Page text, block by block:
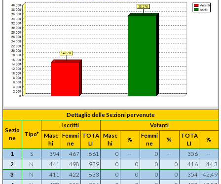
Dettaglio delle Sezioni pervenute
Sezio
ne
Tipo*
Iscritti
Votanti
Masc
hi
Femmi
ne
TOTA
LI
Masc
hi
%
Femmi
ne
%
TOTA
LI
%
1 S 394 467 861 0 -- 0 -- 356
--
2
N 441 498 939 0 0 0 0 416
44,3
3
N 411 422 833 0 0 0 0 354
42,49